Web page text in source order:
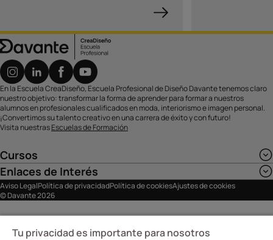
En la Escuela CreaDiseño, Escuela Profesional de Diseño Davante tenemos claro
nuestro objetivo: transformar la forma de aprender para formar a nuestros
alumnos en profesionales cualificados en moda, interiorismo e imagen personal.
¡Convertimos su talento creativo en una carrera de éxito y con futuro!
Visita nuestrasEscuelas de Formación
Cursos
Enlaces de Interés
Aviso LegalPolítica de privacidadPolítica de cookiesAjustes de cookies
© Davante 2026
Tu privacidad es importante para nosotros